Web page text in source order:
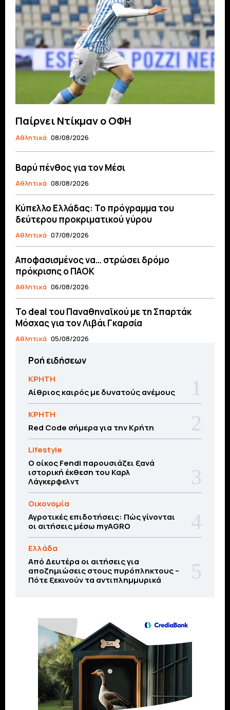
Παίρνει Ντίκμαν ο ΟΦΗ
Αθλητικά 08/08/2026
Βαρύ πένθος για τον Μέσι
Αθλητικά 08/08/2026
Κύπελλο Ελλάδας: Το πρόγραμμα του
δεύτερου προκριματικού γύρου
Αθλητικά 07/08/2026
Αποφασισμένος να… στρώσει δρόμο
πρόκρισης ο ΠΑΟΚ
Αθλητικά 06/08/2026
Το deal του Παναθηναϊκού με τη Σπαρτάκ
Μόσχας για τον Λιβάι Γκαρσία
Αθλητικά 05/08/2026
Ροή ειδήσεων
ΚΡΗΤΗ
Αίθριος καιρός με δυνατούς ανέμους
ΚΡΗΤΗ
Red Code σήμερα για την Κρήτη
Lifestyle
Ο οίκος Fendi παρουσιάζει ξανά
ιστορική έκθεση του Καρλ
Λάγκερφελντ
Οικονομία
Αγροτικές επιδοτήσεις: Πώς γίνονται
οι αιτήσεις μέσω myAGRO
Ελλάδα
Από Δευτέρα οι αιτήσεις για
αποζημιώσεις στους πυρόπληκτους –
Πότε ξεκινούν τα αντιπλημμυρικά